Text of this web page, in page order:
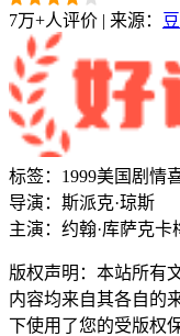
7万+人评价 | 来源：
标签： 1999美国 剧情
导演： 斯派克·琼斯
主演： 约翰·库萨克卡
版权声明：本站所有
内容均来自其各自的
下使用了您的受版权